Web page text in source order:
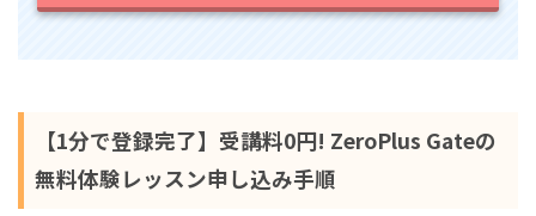
【1分で登録完了】受講料0円! ZeroPlus Gateの
無料体験レッスン申し込み手順